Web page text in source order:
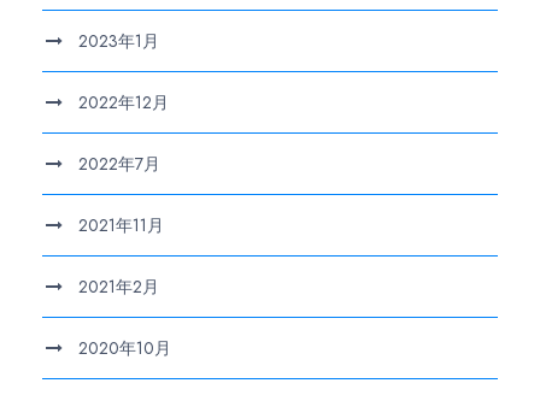
2023年1月
2022年12月
2022年7月
2021年11月
2021年2月
2020年10月